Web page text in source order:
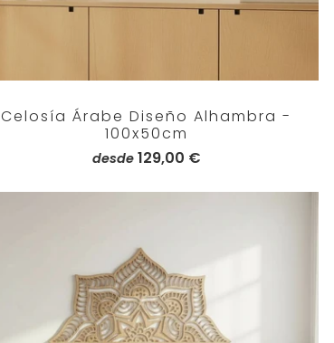
Celosía Árabe Diseño Alhambra -
100x50cm
desde 129,00 €